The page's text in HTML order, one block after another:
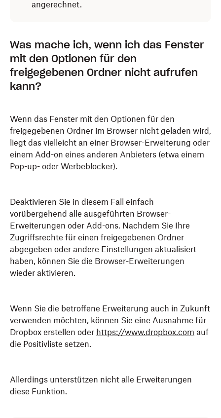
angerechnet.
Was mache ich, wenn ich das Fenster
mit den Optionen für den
freigegebenen Ordner nicht aufrufen
kann?
Wenn das Fenster mit den Optionen für den
freigegebenen Ordner im Browser nicht geladen wird,
liegt das vielleicht an einer Browser-Erweiterung oder
einem Add-on eines anderen Anbieters (etwa einem
Pop-up- oder Werbeblocker).
Deaktivieren Sie in diesem Fall einfach
vorübergehend alle ausgeführten Browser-
Erweiterungen oder Add-ons. Nachdem Sie Ihre
Zugriffsrechte für einen freigegebenen Ordner
abgegeben oder andere Einstellungen aktualisiert
haben, können Sie die Browser-Erweiterungen
wieder aktivieren.
Wenn Sie die betroffene Erweiterung auch in Zukunft
verwenden möchten, können Sie eine Ausnahme für
Dropbox erstellen oder https://www.dropbox.com auf
die Positivliste setzen.
Allerdings unterstützen nicht alle Erweiterungen
diese Funktion.